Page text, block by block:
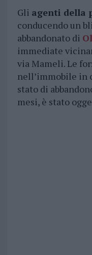
Gli agenti della
conducendo un
abbandonato di
immediate
via Mameli. Le
nell’immobile in
stato di
mesi, è stato